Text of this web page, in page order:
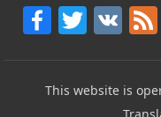
F
c
e
T
itt
er
V F
This website is